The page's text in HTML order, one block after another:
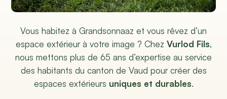
Vous habitez à Grandsonnaaz et vous rêvez d’un
espace extérieur à votre image ? Chez Vurlod Fils,
nous mettons plus de 65 ans d’expertise au service
des habitants du canton de Vaud pour créer des
espaces extérieurs uniques et durables.